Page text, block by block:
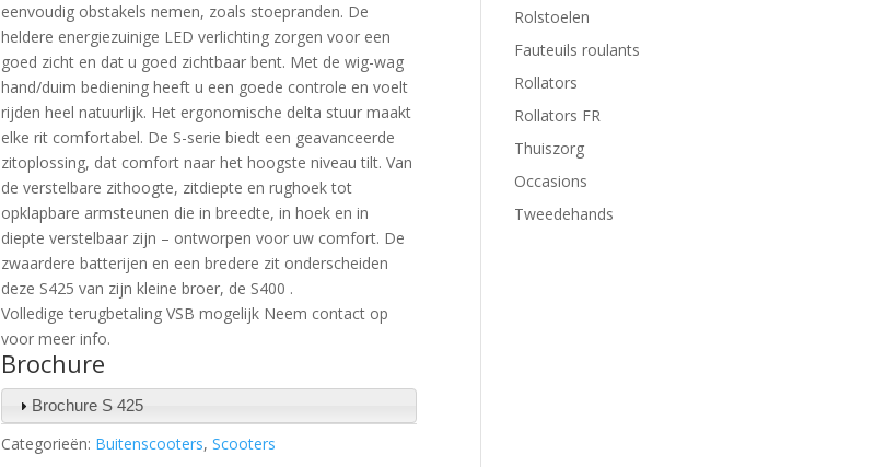
eenvoudig obstakels nemen, zoals stoepranden. De
heldere energiezuinige LED verlichting zorgen voor een
goed zicht en dat u goed zichtbaar bent. Met de wig-wag
hand/duim bediening heeft u een goede controle en voelt
rijden heel natuurlijk. Het ergonomische delta stuur maakt
elke rit comfortabel. De S-serie biedt een geavanceerde
zitoplossing, dat comfort naar het hoogste niveau tilt. Van
de verstelbare zithoogte, zitdiepte en rughoek tot
opklapbare armsteunen die in breedte, in hoek en in
diepte verstelbaar zijn – ontworpen voor uw comfort. De
zwaardere batterijen en een bredere zit onderscheiden
deze S425 van zijn kleine broer, de S400 .
Volledige terugbetaling VSB mogelijk Neem contact op
voor meer info.
Brochure
Brochure S 425
Categorieën: Buitenscooters,Scooters
Rolstoelen
Fauteuils roulants
Rollators
Rollators FR
Thuiszorg
Occasions
Tweedehands